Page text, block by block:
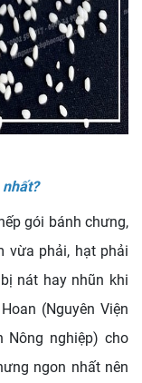
gói bánh chưng,
vừa phải, hạt phải
nát hay nhũn khi
(Nguyên Viện
Nông nghiệp) cho
ngon nhất nên